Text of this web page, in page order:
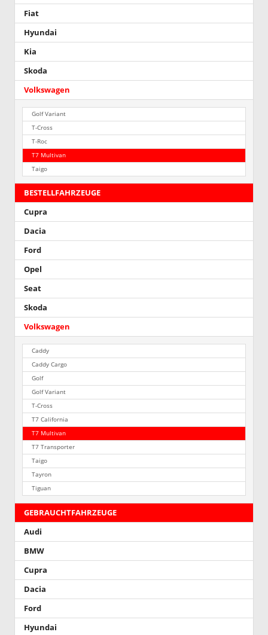
Fiat
Hyundai
Kia
Skoda
Volkswagen
Golf Variant
T-Cross
T-Roc
T7 Multivan
Taigo
BESTELLFAHRZEUGE
Cupra
Dacia
Ford
Opel
Seat
Skoda
Volkswagen
Caddy
Caddy Cargo
Golf
Golf Variant
T-Cross
T7 California
T7 Multivan
T7 Transporter
Taigo
Tayron
Tiguan
GEBRAUCHTFAHRZEUGE
Audi
BMW
Cupra
Dacia
Ford
Hyundai